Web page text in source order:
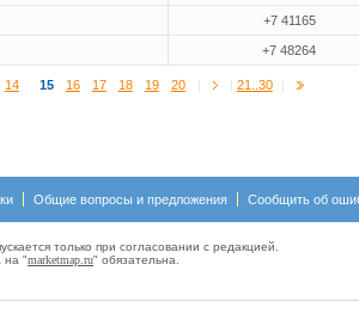
+7 41165
+7 48264
14 15 16 17 18 19 20 | | 21..30 |
Общие вопросы и предложения Сообщить об
только при согласовании с редакцией.
на "marketmap.ru" обязательна.